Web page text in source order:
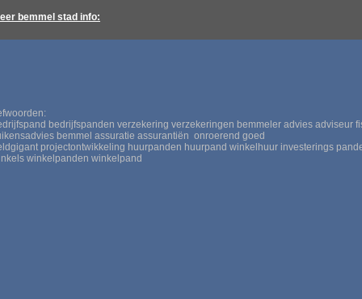
bemmel stad info:
bedrijfspanden verzekering verzekeringen bemmeler advies adviseur
s bemmel assuratie assurantiën onroerend goed
projectontwikkeling huurpanden huurpand winkelhuur investerings
winkelpanden winkelpand